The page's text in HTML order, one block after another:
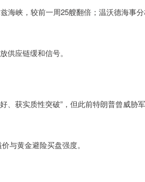
海峡，较前一周25艘翻倍；温沃德海事
供应链缓和信号。
、获实质性突破”，但此前特朗普曾威胁
与黄金避险买盘强度。